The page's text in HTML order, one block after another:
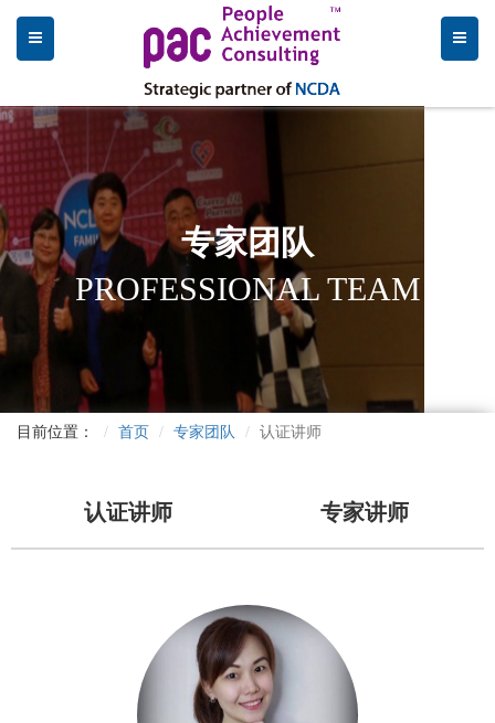
专家团队
PROFESSIONAL TEAM
目前位置： 首页 专家团队 认证讲师
认证讲师 专家讲师